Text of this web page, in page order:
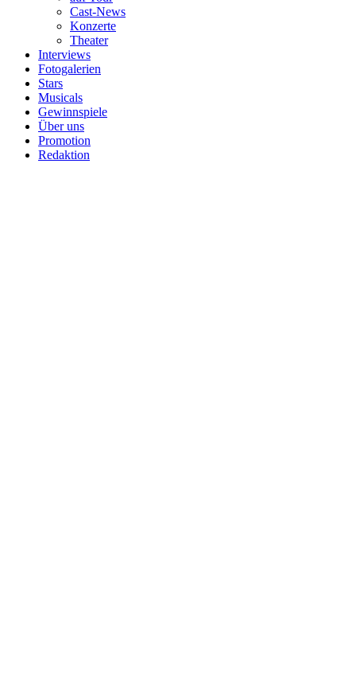
Cast-News
Konzerte
Theater
Interviews
Fotogalerien
Stars
Musicals
Gewinnspiele
Über uns
Promotion
Redaktion